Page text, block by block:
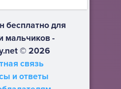
бесплатно для
мальчиков -
© 2026
связь
и ответы